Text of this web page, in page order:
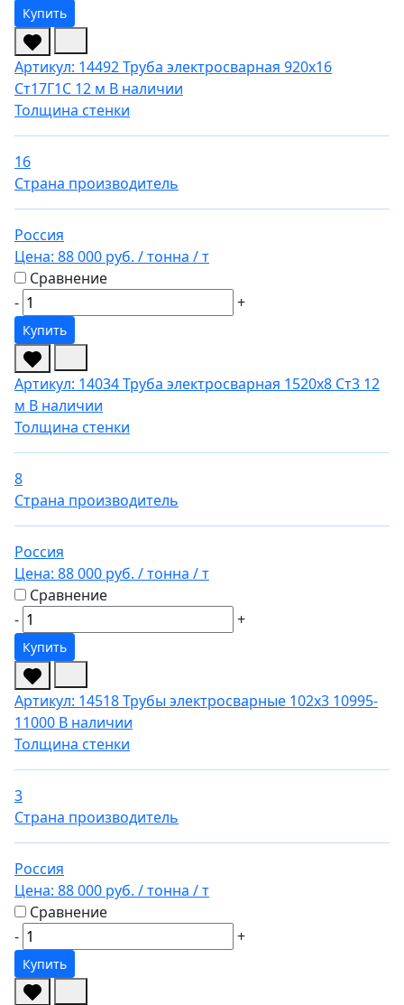
Купить
Артикул: 14492Труба электросварная 920х16
Ст17Г1С 12 м В наличии
Толщина стенки
16
Страна производитель
Россия
Цена: 88 000 руб. / тонна / т
Сравнение
-
+
Купить
Артикул: 14034Труба электросварная 1520х8 Ст3 12
м В наличии
Толщина стенки
8
Страна производитель
Россия
Цена: 88 000 руб. / тонна / т
Сравнение
-
+
Купить
Артикул: 14518Трубы электросварные 102х3 10995-
11000 В наличии
Толщина стенки
3
Страна производитель
Россия
Цена: 88 000 руб. / тонна / т
Сравнение
-
+
Купить